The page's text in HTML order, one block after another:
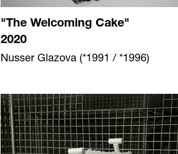
"The Welcoming Cake"
2020
Nusser Glazova (*1991 / *1996)